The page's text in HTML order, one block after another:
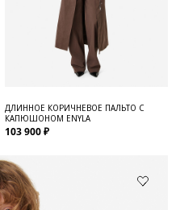
ДЛИННОЕ КОРИЧНЕВОЕ ПАЛЬТО С
КАПЮШОНОМ ENYLA
103 900 ₽